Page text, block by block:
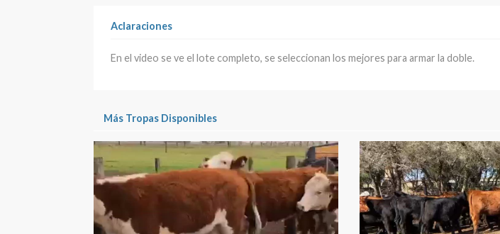
Aclaraciones
En el video se ve el lote completo, se seleccionan los mejores para armar la doble.
Más Tropas Disponibles